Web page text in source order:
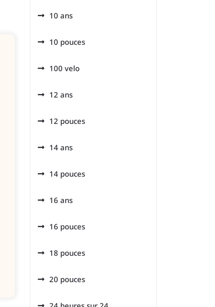
10 ans
10 pouces
100 velo
12 ans
12 pouces
14 ans
14 pouces
16 ans
16 pouces
18 pouces
20 pouces